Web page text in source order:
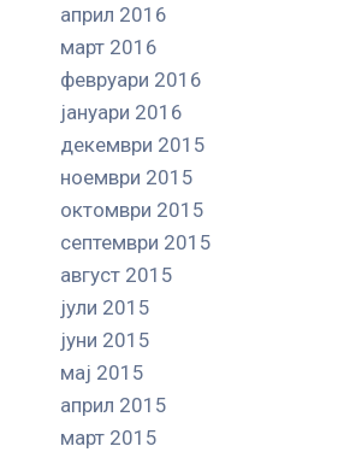
април 2016
март 2016
февруари 2016
јануари 2016
декември 2015
ноември 2015
октомври 2015
септември 2015
август 2015
јули 2015
јуни 2015
мај 2015
април 2015
март 2015